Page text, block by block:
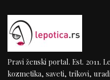
Pravi ženski portal. Est. 2011.
kozmetika, saveti, trikovi,